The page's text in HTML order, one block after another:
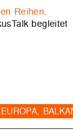
Reihen.
begleitet